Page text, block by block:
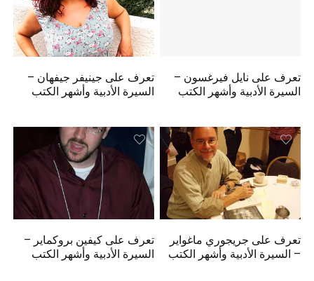
تعرف على نايل فيرغسون –
السيرة الأدبية وأشهر الكتب
تعرف على جينيفر جيفهان –
السيرة الأدبية وأشهر الكتب
تعرف على جريجوري ماغواير
– السيرة الأدبية وأشهر الكتب
تعرف على كيفين بروكماير –
السيرة الأدبية وأشهر الكتب